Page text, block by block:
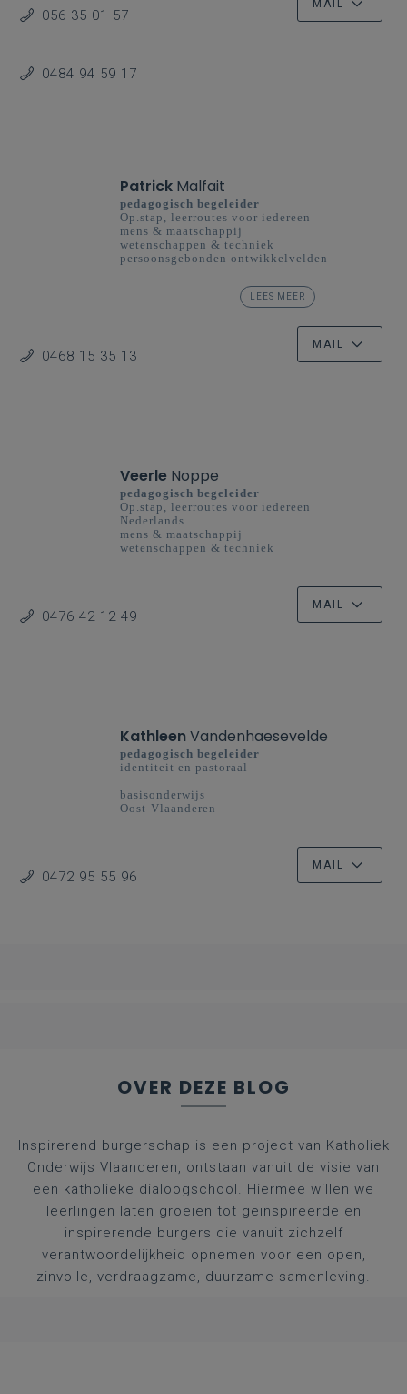
056 35 01 57
0484 94 59 17
MAIL
Patrick Malfait
pedagogisch begeleider
Op.stap, leerroutes voor iedereen
mens & maatschappij
wetenschappen & techniek
persoonsgebonden ontwikkelvelden
LEES MEER
0468 15 35 13
MAIL
Veerle Noppe
pedagogisch begeleider
Op.stap, leerroutes voor iedereen
Nederlands
mens & maatschappij
wetenschappen & techniek
0476 42 12 49
MAIL
KathleenVandenhaesevelde
pedagogisch begeleider
identiteit en pastoraal
basisonderwijs
Oost-Vlaanderen
0472 95 55 96
MAIL
OVER DEZE BLOG
Inspirerend burgerschap is een project van Katholiek
Onderwijs Vlaanderen, ontstaan vanuit de visie van
een katholieke dialoogschool. Hiermee willen we
leerlingen laten groeien tot geïnspireerde en
inspirerende burgers die vanuit zichzelf
verantwoordelijkheid opnemen voor een open,
zinvolle, verdraagzame, duurzame samenleving.